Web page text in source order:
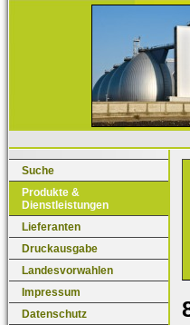
Suche
Produkte &
Dienstleistungen
Lieferanten
Druckausgabe
Landesvorwahlen
Impressum
Datenschutz